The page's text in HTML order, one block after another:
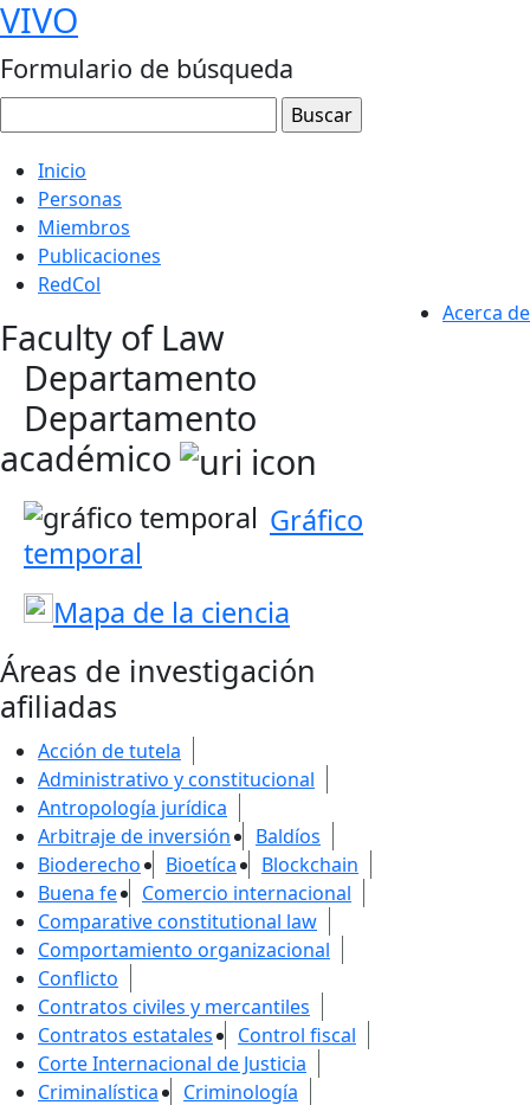
VIVO
Formulario de búsqueda
Inicio
Personas
Miembros
Publicaciones
RedCol
Acerca de
Faculty of Law
Departamento
Departamento
académico
Gráfico
temporal
Mapa de la ciencia
Áreas de investigación
afiliadas
Acción de tutela
Administrativo y constitucional
Antropología jurídica
Arbitraje de inversión
Baldíos
Bioderecho
Bioetíca
Blockchain
Buena fe
Comercio internacional
Comparative constitutional law
Comportamiento organizacional
Conflicto
Contratos civiles y mercantiles
Contratos estatales
Control fiscal
Corte Internacional de Justicia
Criminalística
Criminología